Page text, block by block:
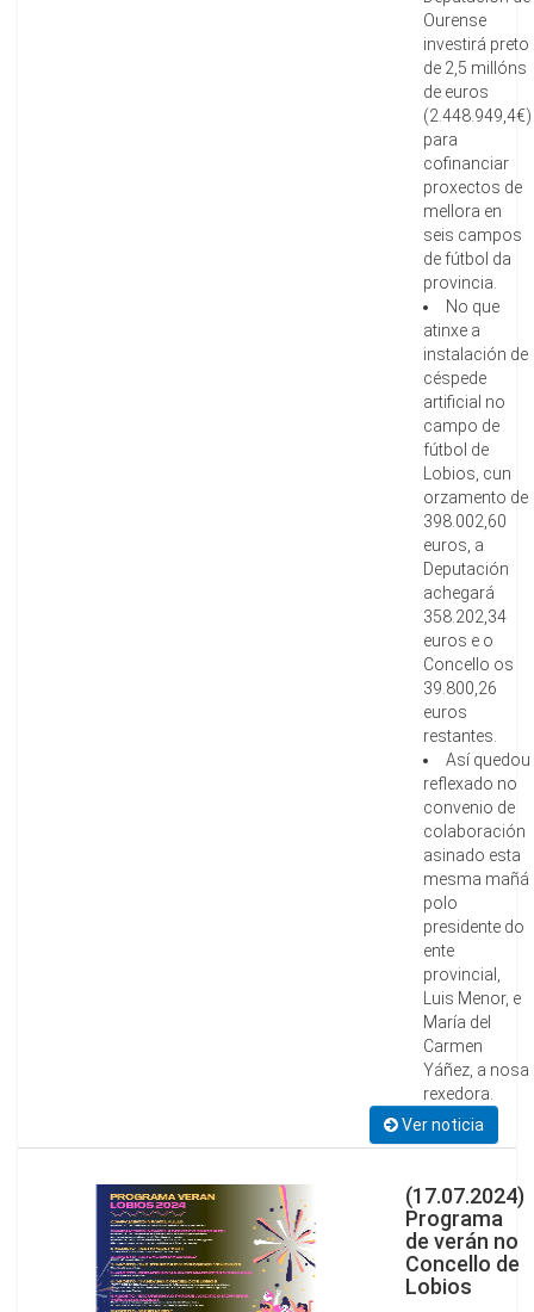
Ourense
investirá preto
de 2,5 millóns
de euros
(2.448.949,4€)
para
cofinanciar
proxectos de
mellora en
seis campos
de fútbol da
provincia.
No que
atinxe a
instalación de
céspede
artificial no
campo de
fútbol de
Lobios, cun
orzamento de
398.002,60
euros, a
Deputación
achegará
358.202,34
euros e o
Concello os
39.800,26
euros
restantes.
Así quedou
reflexado no
convenio de
colaboración
asinado esta
mesma mañá
polo
presidente do
ente
provincial,
Luis Menor, e
María del
Carmen
Yáñez, a nosa
rexedora.
Ver noticia
(17.07.2024)
Programa
de verán no
Concello de
Lobios